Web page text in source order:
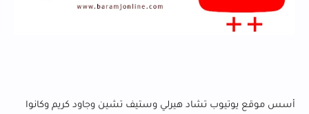
أسس موقع يوتيوب تشاد هيرلي وستيف تشين وجاود كريم وكانوا